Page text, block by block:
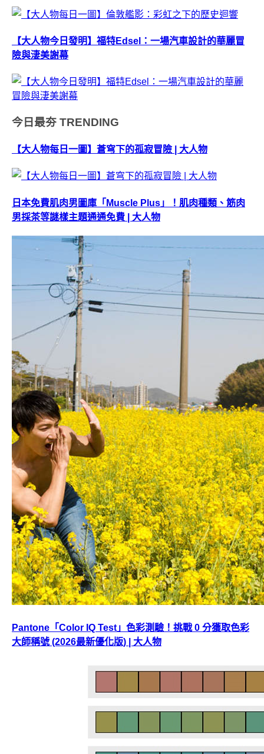
【大人物今日發明】福特Edsel：一場汽車設計的華麗冒
險與淒美謝幕
今日最夯 TRENDING
【大人物每日一圖】蒼穹下的孤寂冒險 | 大人物
日本免費肌肉男圖庫「Muscle Plus」！肌肉種類、筋肉
男採茶等謎樣主題通通免費 | 大人物
Pantone「Color IQ Test」色彩測驗！挑戰 0 分獲取色彩
大師稱號 (2026最新優化版) | 大人物